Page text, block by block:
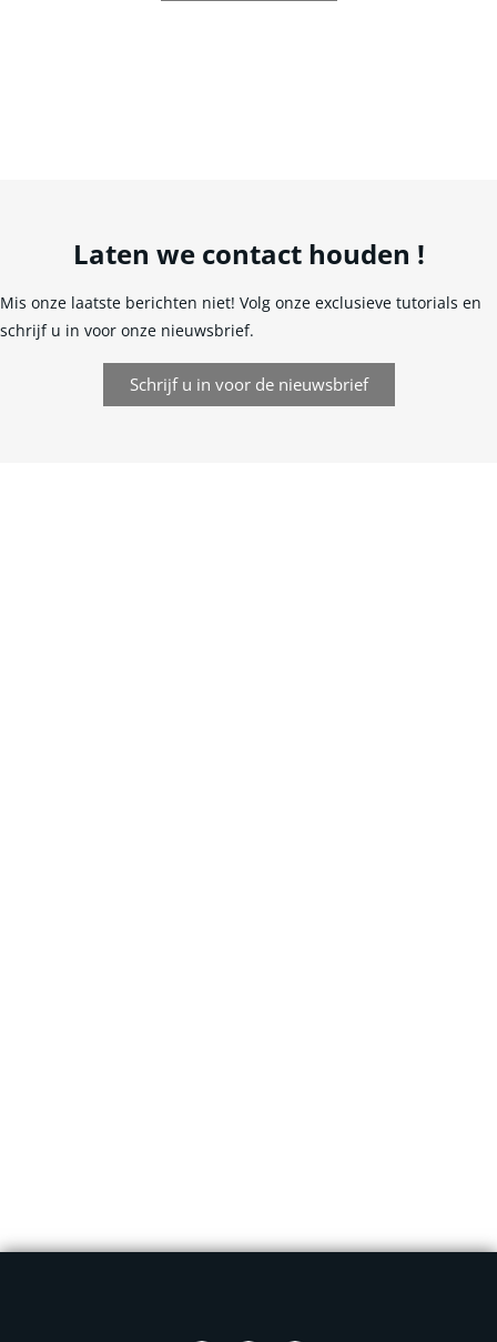
Laten we contact houden !
Mis onze laatste berichten niet! Volg onze exclusieve tutorials en
schrijf u in voor onze nieuwsbrief.
Schrijf u in voor de nieuwsbrief